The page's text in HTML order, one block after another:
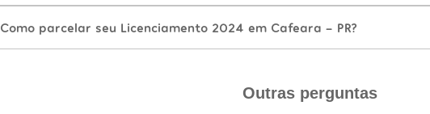
Como parcelar seu Licenciamento 2024 em Cafeara - PR?
Outras perguntas